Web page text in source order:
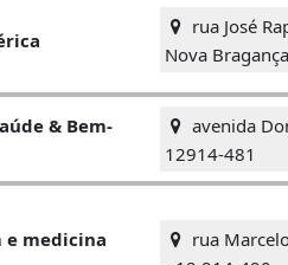
rua José
Nova
& Bem-
avenida
12914-481
e medicina
rua